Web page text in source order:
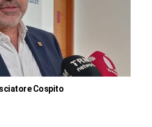
Cospito